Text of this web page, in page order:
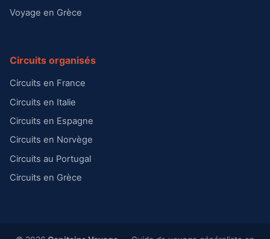
Voyage en Grèce
Circuits organisés
Circuits en France
Circuits en Italie
Circuits en Espagne
Circuits en Norvège
Circuits au Portugal
Circuits en Grèce